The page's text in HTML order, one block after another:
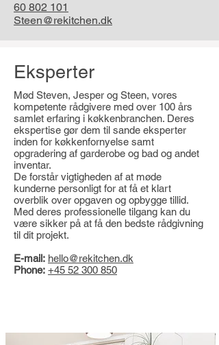
60 802 101
Steen@rekitchen.dk
Eksperter
Mød Steven, Jesper og Steen, vores
kompetente rådgivere med over 100 års
samlet erfaring i køkkenbranchen. Deres
ekspertise gør dem til sande eksperter
inden for køkkenfornyelse samt
opgradering af garderobe og bad og andet
inventar.
De forstår vigtigheden af at møde
kunderne personligt for at få et klart
overblik over opgaven og opbygge tillid.
Med deres professionelle tilgang kan du
være sikker på at få den bedste rådgivning
til dit projekt.
E-mail: hello@rekitchen.dk
Phone: +45 52 300 850